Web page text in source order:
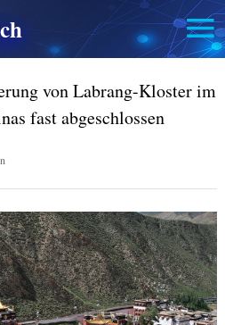
von Labrang-Kloster im
fast abgeschlossen